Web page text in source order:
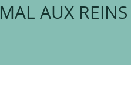
MAL AUX REINS